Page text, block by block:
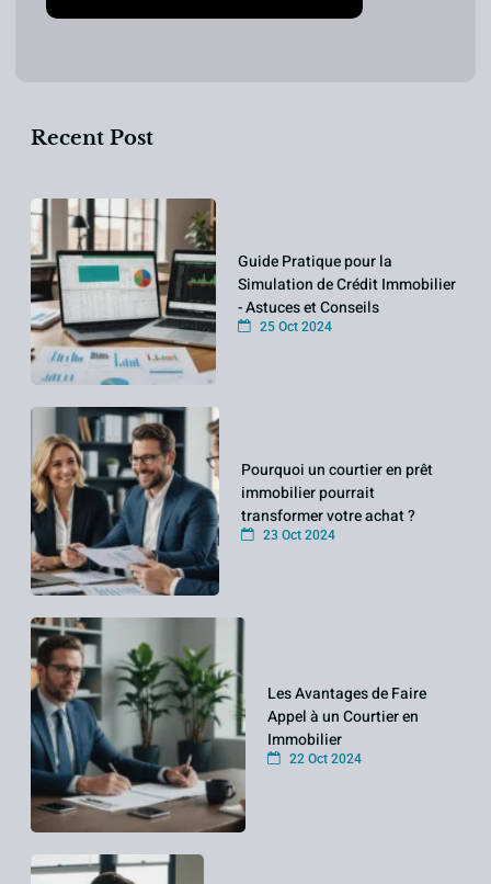
Recent Post
Guide Pratique pour la
Simulation de Crédit Immobilier
- Astuces et Conseils
25 Oct 2024
Pourquoi un courtier en prêt
immobilier pourrait
transformer votre achat ?
23 Oct 2024
Les Avantages de Faire
Appel à un Courtier en
Immobilier
22 Oct 2024